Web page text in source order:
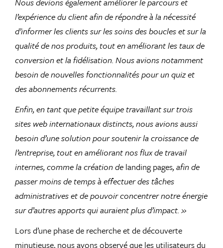
l’expérience du client afin de répondre à la nécessité
d’informer les clients sur les soins des boucles et sur la
qualité de nos produits, tout en améliorant les taux de
conversion et la fidélisation. Nous avions notamment
besoin de nouvelles fonctionnalités pour un quiz et
des abonnements récurrents.
Enfin, en tant que petite équipe travaillant sur trois
sites web internationaux distincts, nous avions aussi
besoin d’une solution pour soutenir la croissance de
l’entreprise, tout en améliorant nos flux de travail
internes, comme la création de landing pages, afin de
passer moins de temps à effectuer des tâches
administratives et de pouvoir concentrer notre énergie
sur d’autres apports qui auraient plus d’impact. »
Lors d’une phase de recherche et de découverte
minutieuse, nous avons observé que les utilisateurs du